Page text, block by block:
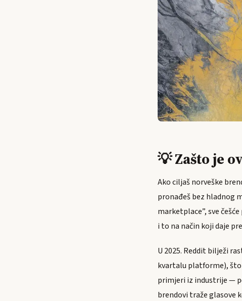
💡 Zašto je
Ako ciljaš norveške
pronađeš bez hladnog
marketplace”, sve
i to na način koji daje
U 2025. Reddit bilježi
kvartalu platforme), što
primjeri iz industrije —
brendovi traže glasove